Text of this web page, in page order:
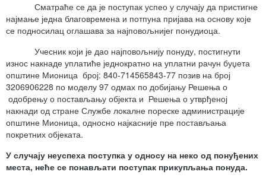
Сматраће се да је поступак успео у случају да пристигне
најмање једна благовремена и потпуна пријава на основу које
се подносилац оглашава за најповољнијег понудиоца.
Учесник који је дао најповољнију понуду, постигнути
износ накнаде уплатиће једнократно на уплатни рачун буџета
општине Мионица број: 840-714565843-77 позив на број
3206906228 по моделу 97 одмах по добијању Решења о
одобрењу о постављању објекта и Решења о утврђеној
накнади од стране Службе локалне пореске администрације
општине Мионица, односно најкасније пре постављања
покретних објеката.
У случају неуспеха поступка у односу на неко од понуђених
места, неће се понављати поступак прикупљања понуда.